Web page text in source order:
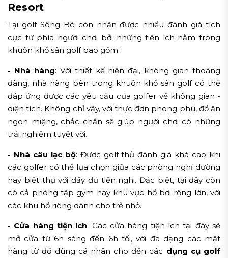
Resort
Tại golf Sông Bé còn nhận được nhiều đánh giá tích
cực từ phía người chơi bởi những tiện ích nằm trong
khuôn khổ sân golf bao gồm:
- Nhà hàng: Với thiết kế hiện đại, không gian thoáng
đãng, nhà hàng bên trong khuôn khổ sân golf có thể
đáp ứng được các yêu cầu của golfer về không gian -
diện tích. Không chỉ vậy, với thực đơn phong phú, đồ ăn
ngon miệng, chắc chắn sẽ giúp người chơi có những
trải nghiệm tuyệt vời.
- Nhà câu lạc bộ: Được golf thủ đánh giá khá cao khi
các golfer có thể lựa chọn giữa các phòng nghỉ dưỡng
hay biệt thự với đầy đủ tiện nghi. Đặc biệt, tại đây còn
có cả phòng tập gym hay khu vực hồ bơi rộng lớn, với
các khu hồ riêng dành cho trẻ nhỏ.
- Cửa hàng tiện ích: Các cửa hàng tiện ích tại đây sẽ
mở cửa từ 6h sáng đến 6h tối, với đa dạng các mặt
hàng từ đồ dùng cá nhân cho đến các dụng cụ golf